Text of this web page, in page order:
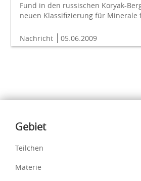
Fund in den russischen Koryak-
neuen Klassifizierung für Minerale
Nachricht 05.06.2009
Inhalte
Gebiet
Teilchen
Materie